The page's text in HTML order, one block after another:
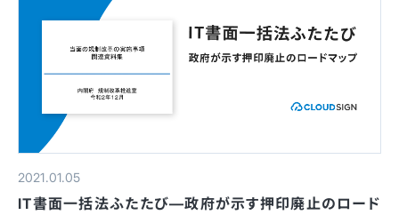
2021.01.05
IT書面一括法ふたたび—政府が示す押印廃止のロード